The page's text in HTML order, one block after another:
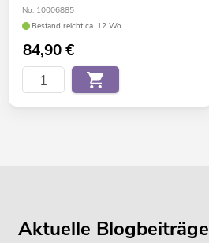
No. 10006885
Bestand reicht ca. 12 Wo.
84,90€
Aktuelle Blogbeiträge